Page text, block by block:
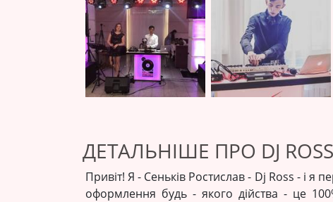
ДЕТАЛЬНІШЕ ПРО DJ ROSS
Привіт! Я - Сеньків Ростислав - Dj Ross - і
оформлення будь - якого дійства - це